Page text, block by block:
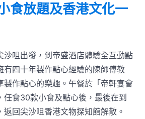
食放題及香港文化一
沙咀出發，到帝盛酒店體驗全互動點
有四十年製作點心經驗的陳師傅教
製作點心的樂趣。午餐於「帝軒宴會
任食30款小食及點心後，最後在到
回尖沙咀香港文物探知館解散。